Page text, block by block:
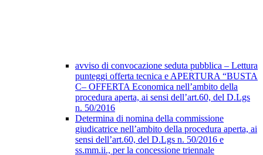
avviso di convocazione seduta pubblica – Lettura
punteggi offerta tecnica e APERTURA “BUSTA
C– OFFERTA Economica nell’ambito della
procedura aperta, ai sensi dell’art.60, del D.Lgs
n. 50/2016
Determina di nomina della commissione
giudicatrice nell’ambito della procedura aperta, ai
sensi dell’art.60, del D.Lgs n. 50/2016 e
ss.mm.ii., per la concessione triennale